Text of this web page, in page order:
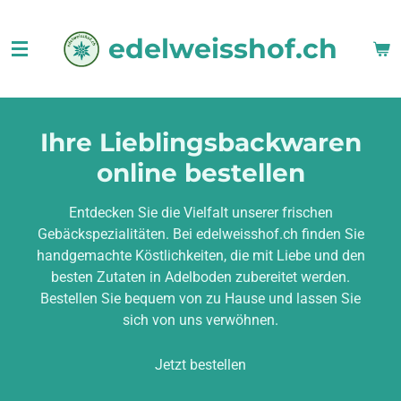
Hauptinhalt
springen
edelweisshof.ch
Ihre Lieblingsbackwaren
online bestellen
Entdecken Sie die Vielfalt unserer frischen
Gebäckspezialitäten. Bei edelweisshof.ch finden Sie
handgemachte Köstlichkeiten, die mit Liebe und den
besten Zutaten in Adelboden zubereitet werden.
Bestellen Sie bequem von zu Hause und lassen Sie
sich von uns verwöhnen.
Jetzt bestellen